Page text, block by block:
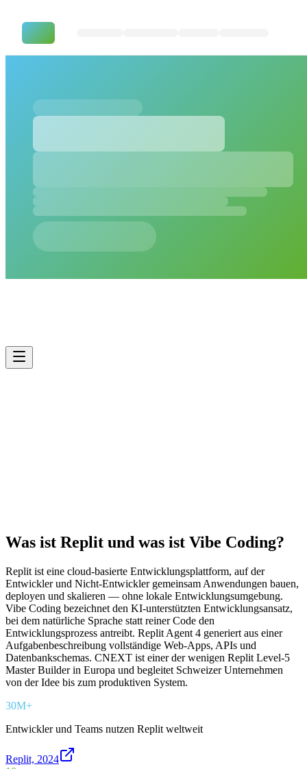
Was ist Replit und was ist Vibe Coding?
Replit ist eine cloud-basierte Entwicklungsplattform, auf der
Entwickler und Nicht-Entwickler gemeinsam Anwendungen bauen,
deployen und skalieren — ohne lokale Entwicklungsumgebung.
Vibe Coding bezeichnet den KI-unterstützten Entwicklungsansatz,
bei dem natürliche Sprache statt reiner Code den
Entwicklungsprozess antreibt. Replit Agent 4 generiert aus einer
Aufgabenbeschreibung vollständige Web-Apps, APIs und
Datenbankschemas. CNEXT ist einer der wenigen Replit Level-5
Master Builder in Europa und begleitet Schweizer Unternehmen
von der Idee bis zum produktiven System.
30M+
Entwickler und Teams nutzen Replit weltweit
Replit, 2024